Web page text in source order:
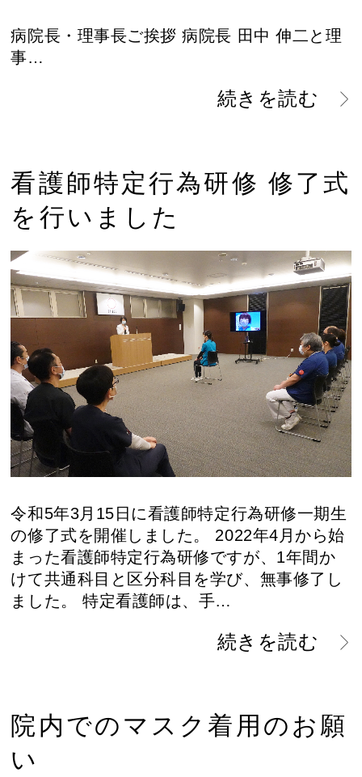
病院長・理事長ご挨拶 病院長 田中 伸二と理
事…
続きを読む
看護師特定行為研修 修了式
を行いました
令和5年3月15日に看護師特定行為研修一期生
の修了式を開催しました。 2022年4月から始
まった看護師特定行為研修ですが、1年間か
けて共通科目と区分科目を学び、無事修了し
ました。 特定看護師は、手…
続きを読む
院内でのマスク着用のお願
い